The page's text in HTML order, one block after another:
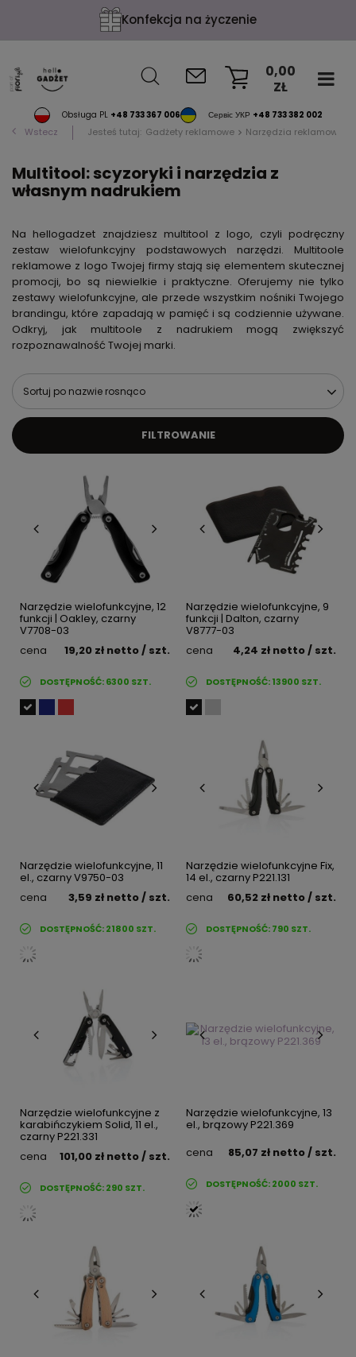
Konfekcja na życzenie
Obsługa PL +48 733 367 006 Сервіс УКР +48 733 382 002
0,00
ZŁ
Wstecz Jesteś tutaj: Gadżety reklamowe Narzędzia reklamowe
Multitool: scyzoryki i narzędzia z
własnym nadrukiem
Na hellogadzet znajdziesz multitool z logo, czyli podręczny
zestaw wielofunkcyjny podstawowych narzędzi. Multitoole
reklamowe z logo Twojej firmy stają się elementem skutecznej
promocji, bo są niewielkie i praktyczne. Oferujemy nie tylko
zestawy wielofunkcyjne, ale przede wszystkim nośniki Twojego
brandingu, które zapadają w pamięć i są codziennie używane.
Odkryj, jak multitoole z nadrukiem mogą zwiększyć
rozpoznawalność Twojej marki.
Sortuj po nazwie rosnąco
FILTROWANIE
Narzędzie wielofunkcyjne, 12
funkcji | Oakley, czarny
V7708-03
cena
19,20 zł netto/ szt.
DOSTĘPNOŚĆ:6300 SZT.
Narzędzie wielofunkcyjne, 9
funkcji | Dalton, czarny
V8777-03
cena
4,24 zł netto/ szt.
DOSTĘPNOŚĆ:13900 SZT.
Narzędzie wielofunkcyjne, 11
el., czarny V9750-03
cena
3,59 zł netto/ szt.
DOSTĘPNOŚĆ:21800 SZT.
Narzędzie wielofunkcyjne Fix,
14 el., czarny P221.131
cena
60,52 zł netto/ szt.
DOSTĘPNOŚĆ:790 SZT.
Narzędzie wielofunkcyjne z
karabińczykiem Solid, 11 el.,
czarny P221.331
cena
101,00 zł netto/ szt.
DOSTĘPNOŚĆ:290 SZT.
Narzędzie wielofunkcyjne, 13
el., brązowy P221.369
cena
85,07 zł netto/ szt.
DOSTĘPNOŚĆ:2000 SZT.